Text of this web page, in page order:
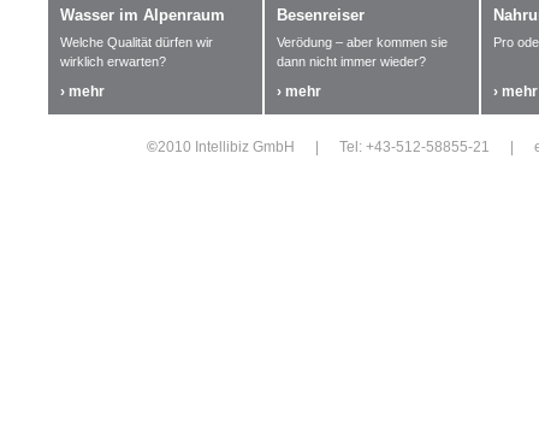
Wasser im Alpenraum
Welche Qualität dürfen wir
wirklich erwarten?
› mehr
Besenreiser
Verödung – aber kommen sie
dann nicht immer wieder?
› mehr
Pro
› mehr
©2010 Intellibiz GmbH Tel: +43-512-58855-21